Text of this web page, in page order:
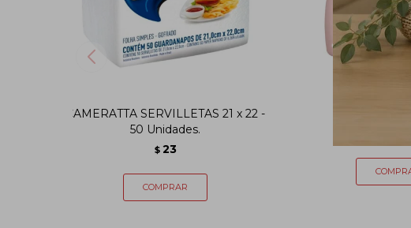
CAMERATTA SERVILLETAS 21 x 22 -
50 Unidades.
$ 23